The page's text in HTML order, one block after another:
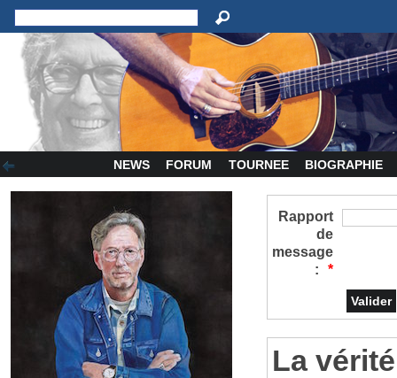
NEWS FORUM TOURNEE BIOGRAPHIE
Rapport
de
message
:
*
La vérité